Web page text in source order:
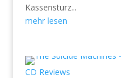
Kassensturz...
mehr lesen
CD Reviews